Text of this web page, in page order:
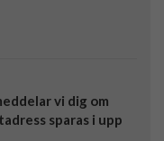
vi dig om
sparas i upp